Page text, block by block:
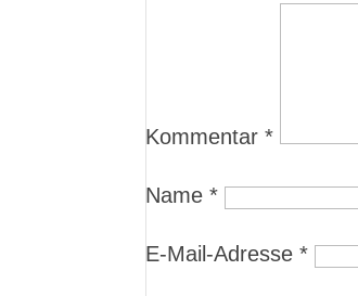
Kommentar*
Name*
E-Mail-Adresse*